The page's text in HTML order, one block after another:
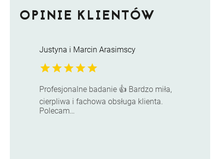
OPINIE KLIENTÓW
Justyna i Marcin Arasimscy
starstarstarstarstar
Profesjonalne badanie 👍 Bardzo miła,
cierpliwa i fachowa obsługa klienta.
Polecam…